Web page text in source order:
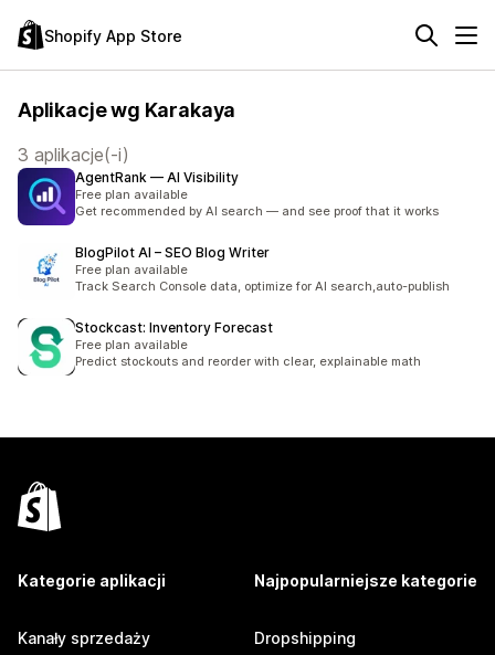
Shopify App Store
Aplikacje wg Karakaya
3 aplikacje(-i)
AgentRank — AI Visibility
Free plan available
Get recommended by AI search — and see proof that it works
BlogPilot AI – SEO Blog Writer
Free plan available
Track Search Console data, optimize for AI search,auto-publish
Stockcast: Inventory Forecast
Free plan available
Predict stockouts and reorder with clear, explainable math
Kategorie aplikacji
Kanały sprzedaży
Najpopularniejsze kategorie
Dropshipping